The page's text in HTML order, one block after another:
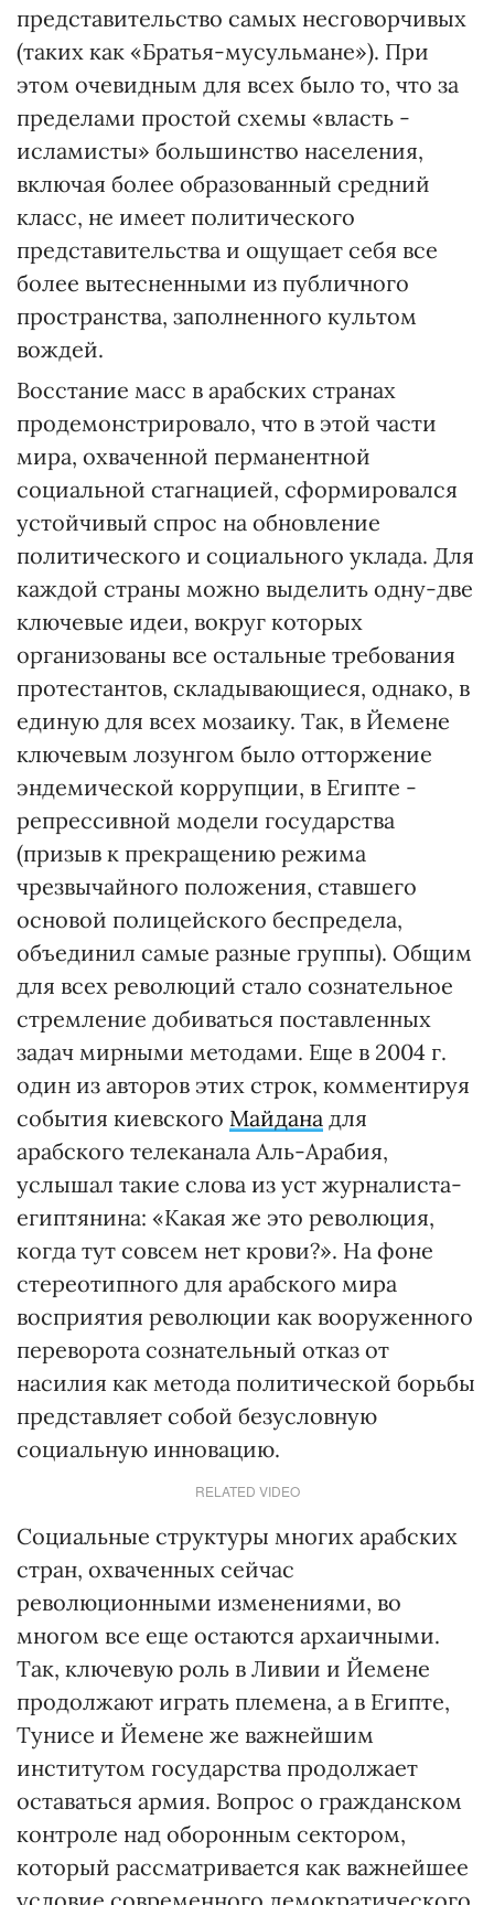
представительство самых несговорчивых
(таких как «Братья-мусульмане»). При
этом очевидным для всех было то, что за
пределами простой схемы «власть -
исламисты» большинство населения,
включая более образованный средний
класс, не имеет политического
представительства и ощущает себя все
более вытесненными из публичного
пространства, заполненного культом
вождей.
Восстание масс в арабских странах
продемонстрировало, что в этой части
мира, охваченной перманентной
социальной стагнацией, сформировался
устойчивый спрос на обновление
политического и социального уклада. Для
каждой страны можно выделить одну-две
ключевые идеи, вокруг которых
организованы все остальные требования
протестантов, складывающиеся, однако, в
единую для всех мозаику. Так, в Йемене
ключевым лозунгом было отторжение
эндемической коррупции, в Египте -
репрессивной модели государства
(призыв к прекращению режима
чрезвычайного положения, ставшего
основой полицейского беспредела,
объединил самые разные группы). Общим
для всех революций стало сознательное
стремление добиваться поставленных
задач мирными методами. Еще в 2004 г.
один из авторов этих строк, комментируя
события киевского Майдана для
арабского телеканала Аль-Арабия,
услышал такие слова из уст журналиста-
египтянина: «Какая же это революция,
когда тут совсем нет крови?». На фоне
стереотипного для арабского мира
восприятия революции как вооруженного
переворота сознательный отказ от
насилия как метода политической борьбы
представляет собой безусловную
социальную инновацию.
RELATED VIDEO
Социальные структуры многих арабских
стран, охваченных сейчас
революционными изменениями, во
многом все еще остаются архаичными.
Так, ключевую роль в Ливии и Йемене
продолжают играть племена, а в Египте,
Тунисе и Йемене же важнейшим
институтом государства продолжает
оставаться армия. Вопрос о гражданском
контроле над оборонным сектором,
который рассматривается как важнейшее